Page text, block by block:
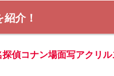
介！
偵コナン場面写アクリ